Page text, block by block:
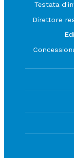
Testata
Direttore